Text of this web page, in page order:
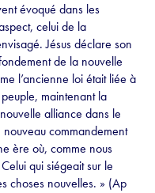
évoqué dans les
celui de la
Jésus déclare son
de la nouvelle
l’ancienne loi était liée à
maintenant la
alliance dans le
commandement
ère où, comme nous
qui siégeait sur le
choses nouvelles. » (Ap